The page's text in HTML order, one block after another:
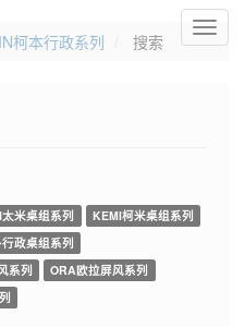
切
换
柯本行政系列 搜索
太米桌组系列
KEMI柯米桌组系列
政桌组系列
系列
ORA欧拉屏风系列